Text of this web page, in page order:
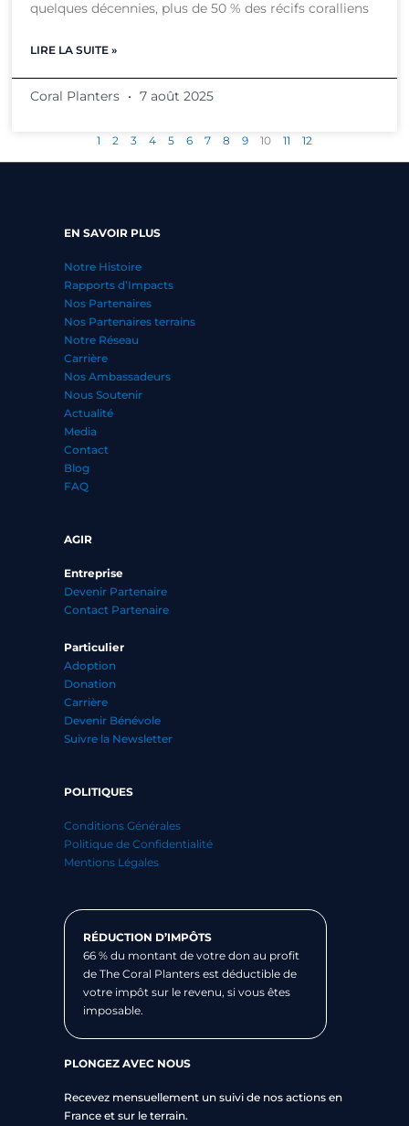
quelques décennies, plus de 50 % des récifs coralliens
LIRE LA SUITE »
Coral Planters 7 août 2025
1 2 3 4 5 6 7 8 9 10 11 12
EN SAVOIR PLUS
Notre Histoire
Rapports d’Impacts
Nos Partenaires
Nos Partenaires terrains
Notre Réseau
Carrière
Nos Ambassadeurs
Nous Soutenir
Actualité
Media
Contact
Blog
FAQ
AGIR
Entreprise
Devenir Partenaire
Contact Partenaire
Particulier
Adoption
Donation
Carrière
Devenir Bénévole
Suivre la Newsletter
POLITIQUES
Conditions Générales
Politique de Confidentialité
Mentions Légales
RÉDUCTION D’IMPÔTS
66 % du montant de votre don au profit
de The Coral Planters est déductible de
votre impôt sur le revenu, si vous êtes
imposable.
PLONGEZ AVEC NOUS
Recevez mensuellement un suivi de nos actions en
France et sur le terrain.